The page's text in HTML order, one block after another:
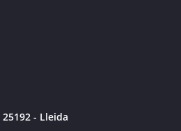
- Lleida